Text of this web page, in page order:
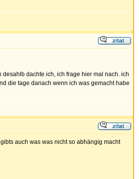
dachte ich, ich frage hier mal nach. ich
die tage danach wenn ich was gemacht habe
auch was was nicht so abhängig macht